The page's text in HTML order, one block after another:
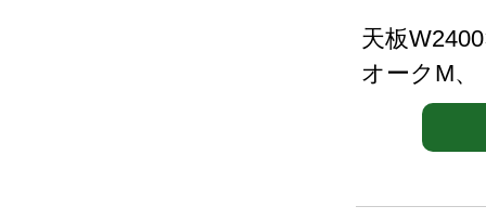
天板
オークM、